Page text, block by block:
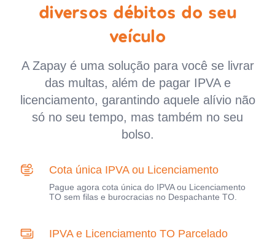
diversos débitos do seu
veículo
A Zapay é uma solução para você se livrar
das multas, além de pagar IPVA e
licenciamento, garantindo aquele alívio não
só no seu tempo, mas também no seu
bolso.
Cota única IPVA ou Licenciamento
Pague agora cota única do IPVA ou Licenciamento
TO sem filas e burocracias no Despachante TO.
IPVA e Licenciamento TO Parcelado